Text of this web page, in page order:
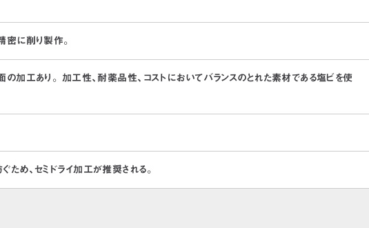
マシンランド
デジタルアイランド ご依頼の流れ 代表メッセージ・
密に削り製作。
の加工あり。 加工性、耐薬品性、コストにおいてバランスのとれた素材である塩ビを使
め、セミドライ加工が推奨される。